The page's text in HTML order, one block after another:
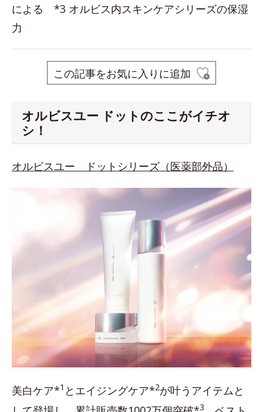
による *3 オルビス内スキンケアシリーズの保湿
力
この記事をお気に入りに追加
オルビスユー ドットのここがイチオ
シ！
オルビスユー ドットシリーズ（医薬部外品）
美白ケア*1 とエイジングケア*2が叶うアイテムと
3